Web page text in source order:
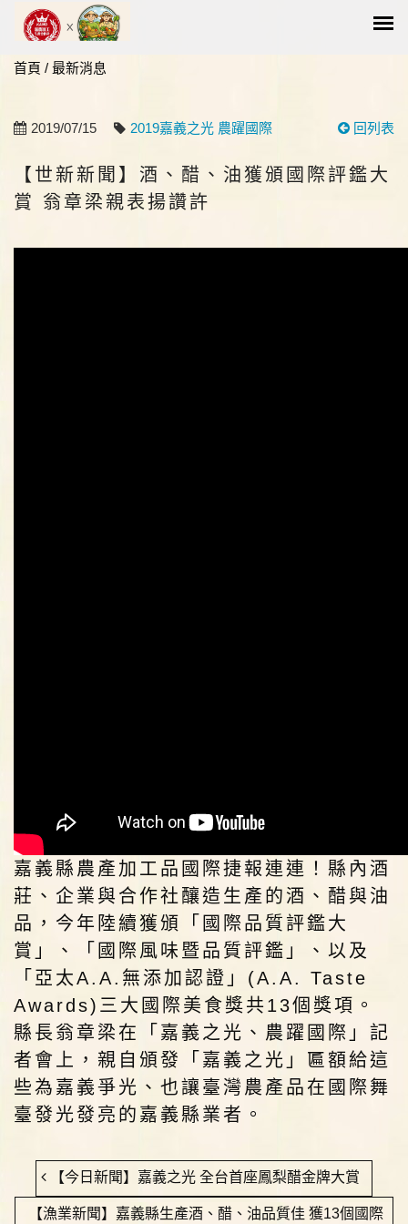
首頁 / 最新消息
回列表
2019/07/15 2019嘉義之光 農躍國際
【世新新聞】酒、醋、油獲頒國際評鑑大
賞 翁章梁親表揚讚許
嘉義縣農產加工品國際捷報連連！縣內酒
莊、企業與合作社釀造生產的酒、醋與油
品，今年陸續獲頒「國際品質評鑑大
賞」、「國際風味暨品質評鑑」、以及
「亞太A.A.無添加認證」(A.A. Taste
Awards)三大國際美食獎共13個獎項。
縣長翁章梁在「嘉義之光、農躍國際」記
者會上，親自頒發「嘉義之光」匾額給這
些為嘉義爭光、也讓臺灣農產品在國際舞
臺發光發亮的嘉義縣業者。
【今日新聞】嘉義之光 全台首座鳳梨醋金牌大賞
【漁業新聞】嘉義縣生產酒、醋、油品質佳 獲13個國際